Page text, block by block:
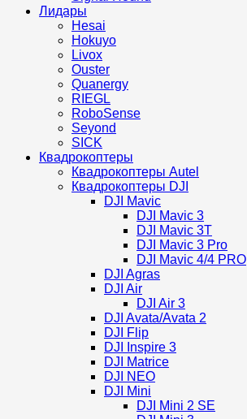
Лидары
Hesai
Hokuyo
Livox
Ouster
Quanergy
RIEGL
RoboSense
Seyond
SICK
Квадрокоптеры
Квадрокоптеры Autel
Квадрокоптеры DJI
DJI Mavic
DJI Mavic 3
DJI Mavic 3T
DJI Mavic 3 Pro
DJI Mavic 4/4 PRO
DJI Agras
DJI Air
DJI Air 3
DJI Avata/Avata 2
DJI Flip
DJI Inspire 3
DJI Matrice
DJI NEO
DJI Mini
DJI Mini 2 SE